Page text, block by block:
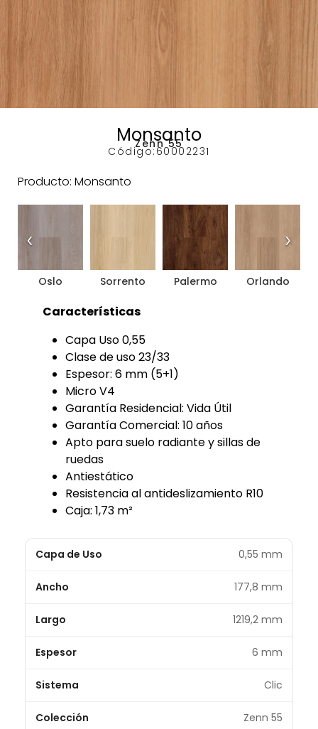
Monsanto
Zenn 55
Código:60002231
Producto: Monsanto
Oslo Sorrento Palermo Orlando
‹ ›
Características
Capa Uso 0,55
Clase de uso 23/33
Espesor: 6 mm (5+1)
Micro V4
Garantía Residencial: Vida Útil
Garantía Comercial: 10 años
Apto para suelo radiante y sillas de
ruedas
Antiestático
Resistencia al antideslizamiento R10
Caja: 1,73 m²
Capa de Uso 0,55 mm
Ancho 177,8 mm
Largo 1219,2 mm
Espesor 6 mm
Sistema Clic
Colección Zenn 55